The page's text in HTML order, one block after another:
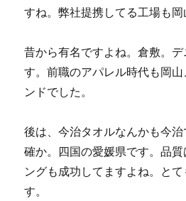
すね。弊社提携してる工場も岡
昔から有名ですよね。倉敷。
す。前職のアパレル時代も岡
ンドでした。
後は、今治タオルなんかも今治
確か。四国の愛媛県です。品
ングも成功してますよね。と
す。